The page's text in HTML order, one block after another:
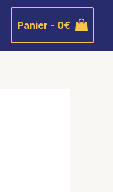
Panier - 0€